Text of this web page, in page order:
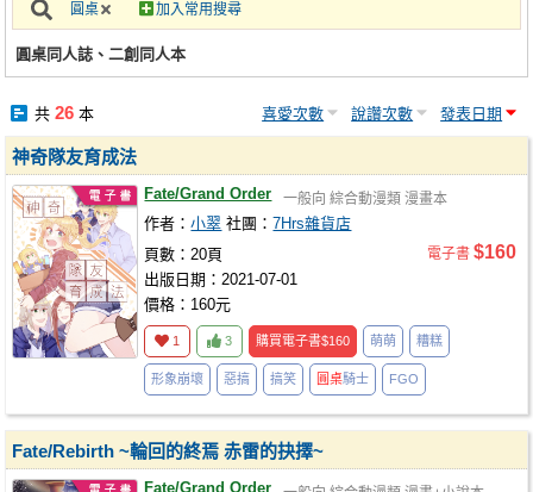
註冊會員
圓桌 加入常用搜尋
圓桌同人誌、二創同人本
共 26本 喜愛次數 說讚次數 發表日期
神奇隊友育成法
Fate/Grand Order 一般向 綜合動漫類 漫畫本
作者：小翠 社團：7Hrs雜貨店
頁數：20頁
出版日期：2021-07-01
價格：160元
電子書 $160
1 3 購買電子書$160 萌萌 糟糕
形象崩壞 惡搞 搞笑 圓桌騎士 FGO
Fate/Rebirth ~輪回的終焉 赤雷的抉擇~
Fate/Grand Order